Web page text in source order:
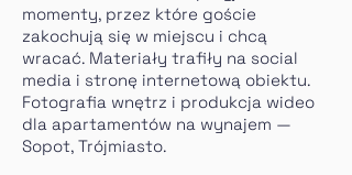
momenty, przez które goście
zakochują się w miejscu i chcą
wracać. Materiały trafiły na social
media i stronę internetową obiektu.
Fotografia wnętrz i produkcja wideo
dla apartamentów na wynajem —
Sopot, Trójmiasto.